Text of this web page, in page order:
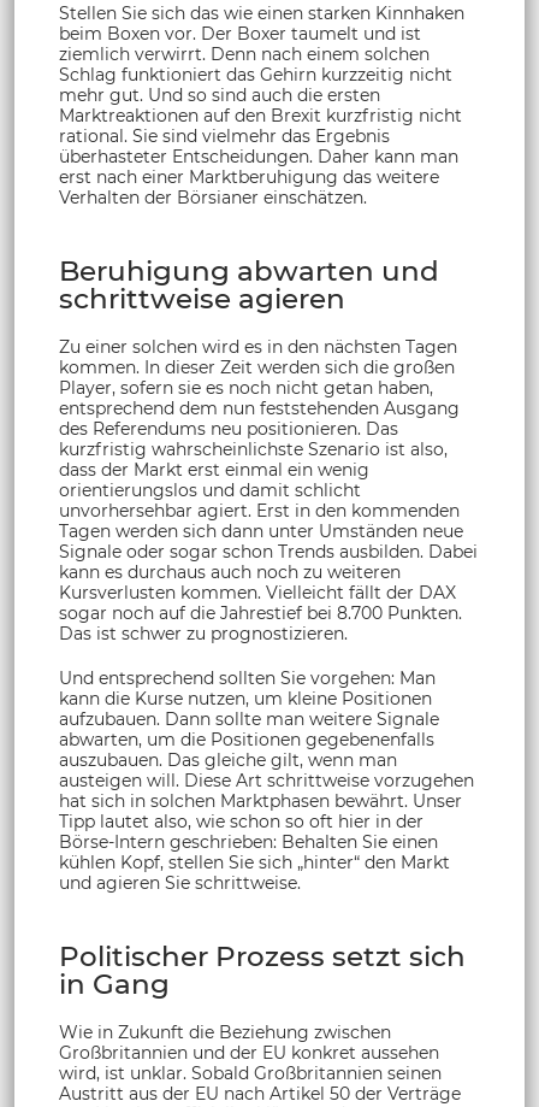
Stellen Sie sich das wie einen starken Kinnhaken
beim Boxen vor. Der Boxer taumelt und ist
ziemlich verwirrt. Denn nach einem solchen
Schlag funktioniert das Gehirn kurzzeitig nicht
mehr gut. Und so sind auch die ersten
Marktreaktionen auf den Brexit kurzfristig nicht
rational. Sie sind vielmehr das Ergebnis
überhasteter Entscheidungen. Daher kann man
erst nach einer Marktberuhigung das weitere
Verhalten der Börsianer einschätzen.
Beruhigung abwarten und
schrittweise agieren
Zu einer solchen wird es in den nächsten Tagen
kommen. In dieser Zeit werden sich die großen
Player, sofern sie es noch nicht getan haben,
entsprechend dem nun feststehenden Ausgang
des Referendums neu positionieren. Das
kurzfristig wahrscheinlichste Szenario ist also,
dass der Markt erst einmal ein wenig
orientierungslos und damit schlicht
unvorhersehbar agiert. Erst in den kommenden
Tagen werden sich dann unter Umständen neue
Signale oder sogar schon Trends ausbilden. Dabei
kann es durchaus auch noch zu weiteren
Kursverlusten kommen. Vielleicht fällt der DAX
sogar noch auf die Jahrestief bei 8.700 Punkten.
Das ist schwer zu prognostizieren.
Und entsprechend sollten Sie vorgehen: Man
kann die Kurse nutzen, um kleine Positionen
aufzubauen. Dann sollte man weitere Signale
abwarten, um die Positionen gegebenenfalls
auszubauen. Das gleiche gilt, wenn man
austeigen will. Diese Art schrittweise vorzugehen
hat sich in solchen Marktphasen bewährt. Unser
Tipp lautet also, wie schon so oft hier in der
Börse-Intern geschrieben: Behalten Sie einen
kühlen Kopf, stellen Sie sich „hinter“ den Markt
und agieren Sie schrittweise.
Politischer Prozess setzt sich
in Gang
Wie in Zukunft die Beziehung zwischen
Großbritannien und der EU konkret aussehen
wird, ist unklar. Sobald Großbritannien seinen
Austritt aus der EU nach Artikel 50 der Verträge